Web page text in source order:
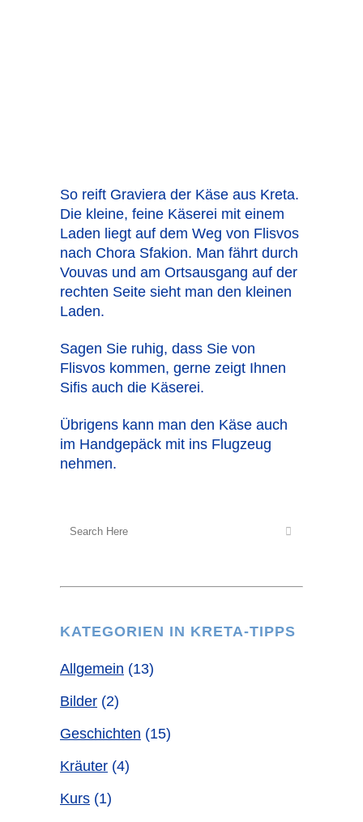
So reift Graviera der Käse aus Kreta.
Die kleine, feine Käserei mit einem
Laden liegt auf dem Weg von Flisvos
nach Chora Sfakion. Man fährt durch
Vouvas und am Ortsausgang auf der
rechten Seite sieht man den kleinen
Laden.
Sagen Sie ruhig, dass Sie von
Flisvos kommen, gerne zeigt Ihnen
Sifis auch die Käserei.
Übrigens kann man den Käse auch
im Handgepäck mit ins Flugzeug
nehmen.
KATEGORIEN IN KRETA-TIPPS
Allgemein (13)
Bilder (2)
Geschichten (15)
Kräuter (4)
Kurs (1)